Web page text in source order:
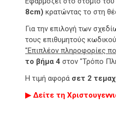
8cm) κρατώντας το στη
Για την επιλογή των
τους επιθυμητούς
"Επιπλέον πληροφορίες
το βήμα 4 στον "Τρόπο
Η τιμή αφορά σετ 2
▶ Δείτε τη